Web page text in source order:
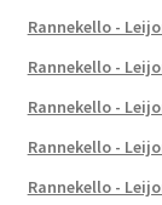
Rannekello -
Rannekello -
Rannekello -
Rannekello -
Rannekello -